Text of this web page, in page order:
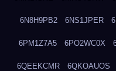
6N8H9PB2 6NS1JPER
6PM1Z7A5 6PO2WC0X
6QEEKCMR 6QKOAUOS